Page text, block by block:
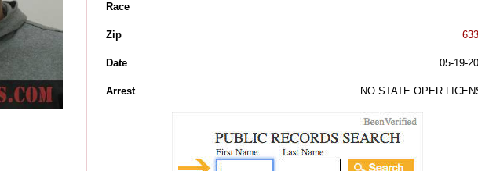
Race
Zip
Date 05-19-
Arrest NO STATE OPER